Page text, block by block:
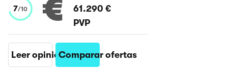
7/10
61.290 €
PVP
Leer opiniónComparar ofertas